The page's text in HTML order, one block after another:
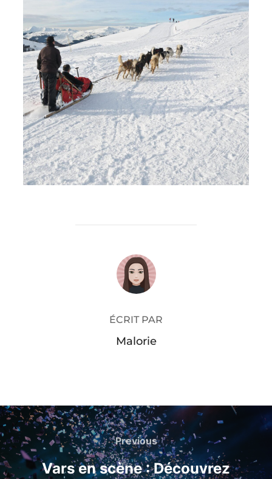
AUTEUR DE LA PUBLICATION
ÉCRIT PAR
Malorie
Previous
Vars en scène : Découvrez